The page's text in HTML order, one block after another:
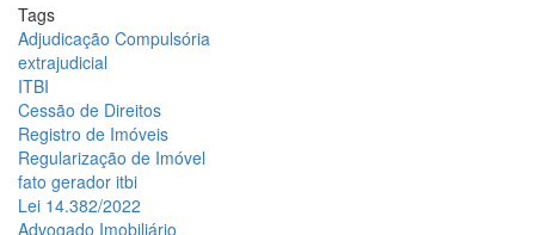
Tags
Adjudicação Compulsória
extrajudicial
ITBI
Cessão de Direitos
Registro de Imóveis
Regularização de Imóvel
fato gerador itbi
Lei 14.382/2022
Advogado Imobiliário